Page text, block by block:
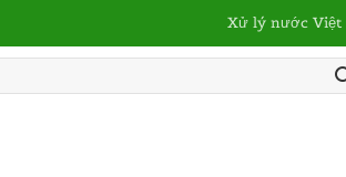
Xử lý nước Việt